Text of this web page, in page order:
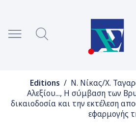
Editions / Ν. Νίκας/Χ.
Αλεξίου..., Η σύμβαση των
δικαιοδοσία και την εκτέλεση
εφαρμογής